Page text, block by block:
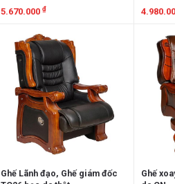
5.670.000 ₫
Xem chi tiết
Ghế Lãnh đạo, Ghế giám đốc
Ghế